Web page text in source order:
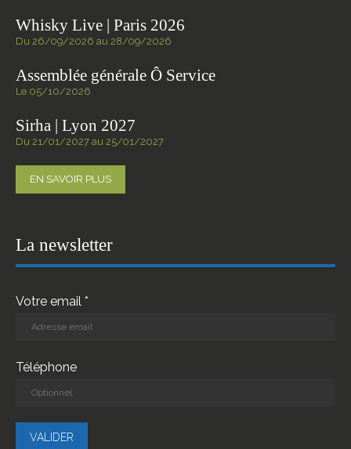
Whisky Live | Paris 2026
Du 26/09/2026 au 28/09/2026
Assemblée générale Ô Service
Le 05/10/2026
Sirha | Lyon 2027
Du 21/01/2027 au 25/01/2027
EN SAVOIR PLUS
La newsletter
Votre email *
Téléphone